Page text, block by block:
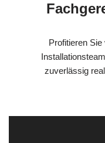
Profitieren
zuverlässig